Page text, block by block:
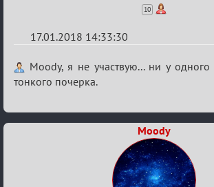
10
17.01.2018 14:33:30
Re:
Мафский
(обсуждение)
Moody, я не участвую... ни у одного
тонкого почерка.
Moody